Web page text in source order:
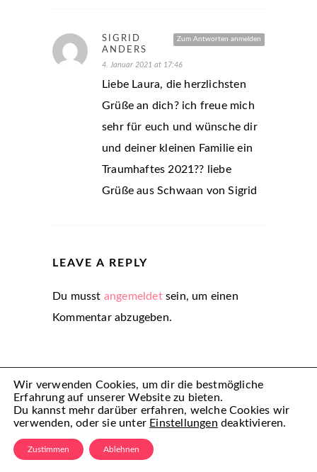
Zum Antworten anmelden
SIGRID
ANDERS
4. Januar 2021 at 17:46
Liebe Laura, die herzlichsten
Grüße an dich? ich freue mich
sehr für euch und wünsche dir
und deiner kleinen Familie ein
Traumhaftes 2021?? liebe
Grüße aus Schwaan von Sigrid
LEAVE A REPLY
Du musst angemeldetsein, um einen
Kommentar abzugeben.
(C) Mamiful 2022 – All Rechte vorbehalten
Wir verwenden Cookies, um dir die bestmögliche
Erfahrung auf unserer Website zu bieten.
Du kannst mehr darüber erfahren, welche Cookies wir
verwenden, oder sie unter Einstellungen deaktivieren.
Zustimmen Ablehnen